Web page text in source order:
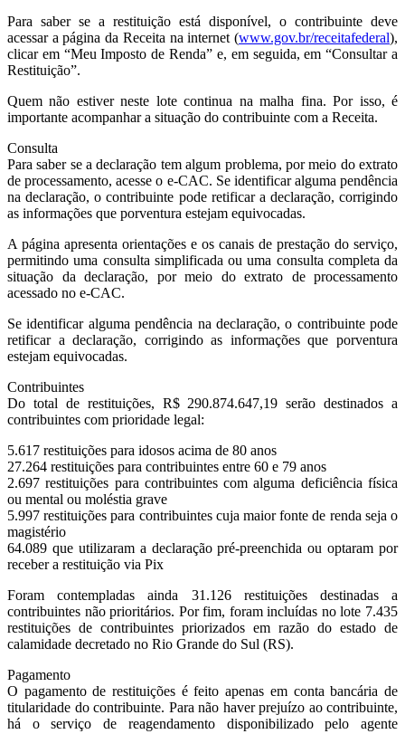
Para saber se a restituição está disponível, o contribuinte deve
acessar a página da Receita na internet (www.gov.br/receitafederal),
clicar em “Meu Imposto de Renda” e, em seguida, em “Consultar a
Restituição”.
Quem não estiver neste lote continua na malha fina. Por isso, é
importante acompanhar a situação do contribuinte com a Receita.
Consulta
Para saber se a declaração tem algum problema, por meio do extrato
de processamento, acesse o e-CAC. Se identificar alguma pendência
na declaração, o contribuinte pode retificar a declaração, corrigindo
as informações que porventura estejam equivocadas.
A página apresenta orientações e os canais de prestação do serviço,
permitindo uma consulta simplificada ou uma consulta completa da
situação da declaração, por meio do extrato de processamento
acessado no e-CAC.
Se identificar alguma pendência na declaração, o contribuinte pode
retificar a declaração, corrigindo as informações que porventura
estejam equivocadas.
Contribuintes
Do total de restituições, R$ 290.874.647,19 serão destinados a
contribuintes com prioridade legal:
5.617 restituições para idosos acima de 80 anos
27.264 restituições para contribuintes entre 60 e 79 anos
2.697 restituições para contribuintes com alguma deficiência física
ou mental ou moléstia grave
5.997 restituições para contribuintes cuja maior fonte de renda seja o
magistério
64.089 que utilizaram a declaração pré-preenchida ou optaram por
receber a restituição via Pix
Foram contempladas ainda 31.126 restituições destinadas a
contribuintes não prioritários. Por fim, foram incluídas no lote 7.435
restituições de contribuintes priorizados em razão do estado de
calamidade decretado no Rio Grande do Sul (RS).
Pagamento
O pagamento de restituições é feito apenas em conta bancária de
titularidade do contribuinte. Para não haver prejuízo ao contribuinte,
há o serviço de reagendamento disponibilizado pelo agente